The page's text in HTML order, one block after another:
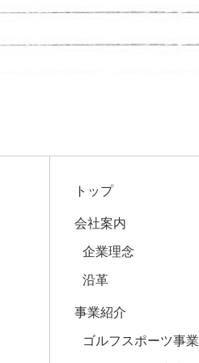
トップ
会社案内
企業理念
沿革
事業紹介
ゴルフスポーツ事業